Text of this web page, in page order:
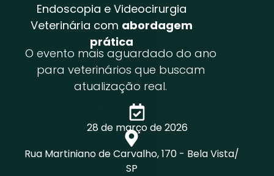
Endoscopia e Videocirurgia
Veterinária com abordagem
prática
O evento mais aguardado do ano
para veterinários que buscam
atualização real.
28 de março de 2026
Rua Martiniano de Carvalho, 170 - Bela Vista/
SP